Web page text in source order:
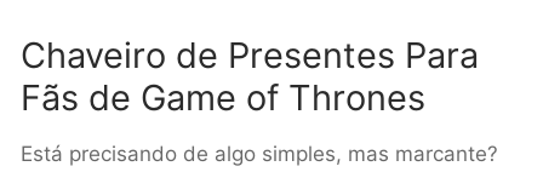
Chaveiro de Presentes Para
Fãs de Game of Thrones
Está precisando de algo simples, mas marcante?